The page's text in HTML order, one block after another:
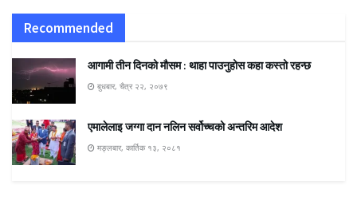
Recommended
आगामी तीन दिनको मौसम : थाहा पाउनुहोस कहा कस्तो रहन्छ
बुधबार, चैत्र २२, २०७९
एमालेलाइ जग्गा दान नलिन सर्वोच्चको अन्तरिम आदेश
मङ्लबार, कार्तिक १३, २०८१